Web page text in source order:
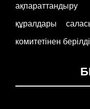
құралдары
комитетінен